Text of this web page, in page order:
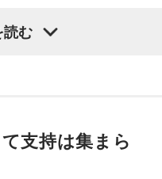
いことかもしれない
」
ぶり出す。成果を独占
足場を固め直せば、失
読む
支持は集まら